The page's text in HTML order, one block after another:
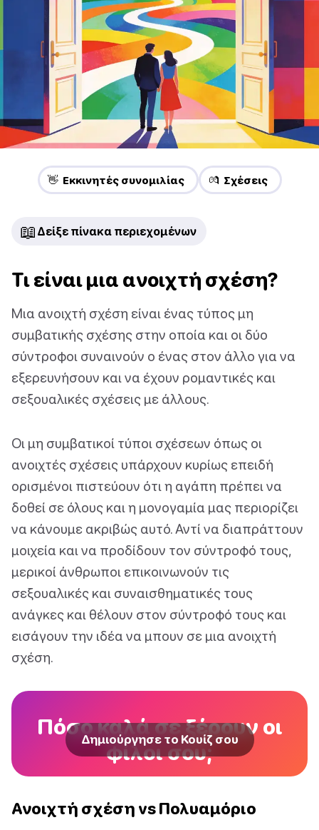
👋 Εκκινητές συνομιλίας 💏 Σχέσεις
📖 Δείξε πίνακα περιεχομένων
Τι είναι μια ανοιχτή σχέση?
Μια ανοιχτή σχέση είναι ένας τύπος μη
συμβατικής σχέσης στην οποία και οι δύο
σύντροφοι συναινούν ο ένας στον άλλο για να
εξερευνήσουν και να έχουν ρομαντικές και
σεξουαλικές σχέσεις με άλλους.
Οι μη συμβατικοί τύποι σχέσεων όπως οι
ανοιχτές σχέσεις υπάρχουν κυρίως επειδή
ορισμένοι πιστεύουν ότι η αγάπη πρέπει να
δοθεί σε όλους και η μονογαμία μας περιορίζει
να κάνουμε ακριβώς αυτό. Αντί να διαπράττουν
μοιχεία και να προδίδουν τον σύντροφό τους,
μερικοί άνθρωποι επικοινωνούν τις
σεξουαλικές και συναισθηματικές τους
ανάγκες και θέλουν στον σύντροφό τους και
εισάγουν την ιδέα να μπουν σε μια ανοιχτή
σχέση.
Πόσο καλά σε ξέρουν οι
φίλοι σου;
Δημιούργησε το Κουίζ σου
Ανοιχτή σχέση vs Πολυαμόριο